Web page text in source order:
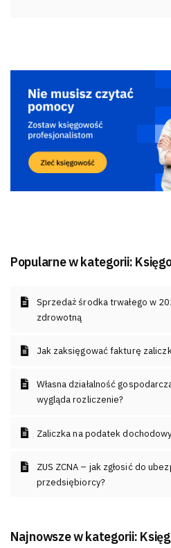
Popularne w kategorii:
Sprzedaż środka trwałego w
zdrowotną
Jak zaksięgować fakturę
Własna działalność
wygląda rozliczenie?
Zaliczka na podatek
ZUS ZCNA – jak zgłosić do
przedsiębiorcy?
Najnowsze w kategorii: